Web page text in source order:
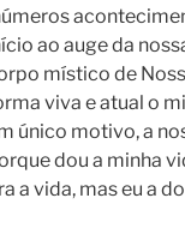
ao auge da
místico de
viva e atual o
único motivo, a
dou a minha
a vida, mas eu a